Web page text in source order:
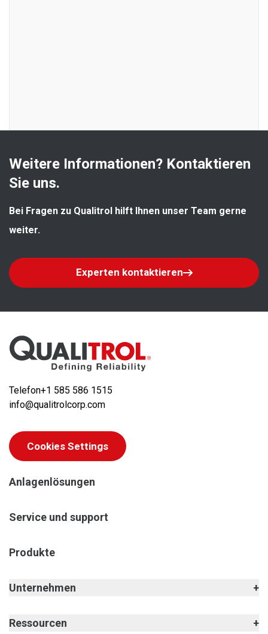
Weitere Informationen? Kontaktieren
Sie uns.
Bei Fragen zu Qualitrol hilft Ihnen unser Team gerne
weiter.
Experten kontaktieren
Telefon+1 585 586 1515
info@qualitrolcorp.com
Cookies Settings
Anlagenlösungen
Service und support
Produkte
Unternehmen
Ressourcen